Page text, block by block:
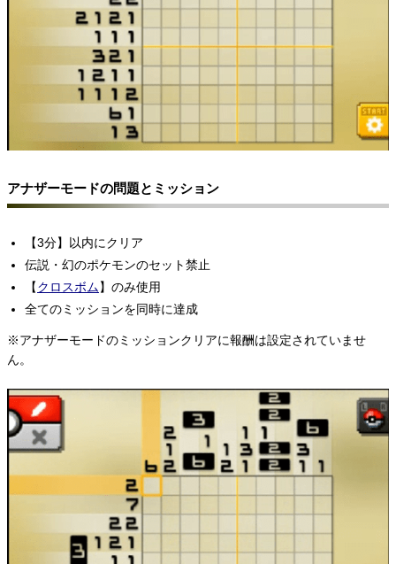
アナザーモードの問題とミッション
【3分】以内にクリア
伝説・幻のポケモンのセット禁止
【クロスボム】のみ使用
全てのミッションを同時に達成
※アナザーモードのミッションクリアに報酬は設定されていませ
ん。